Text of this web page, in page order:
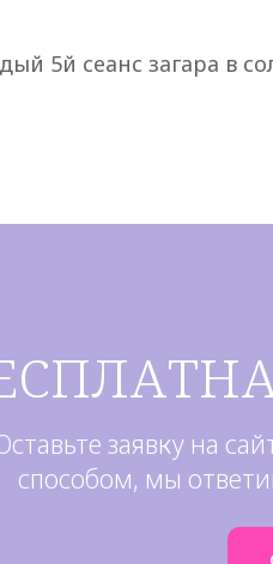
5й сеанс загара в
заявку на
способом, мы